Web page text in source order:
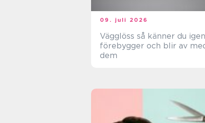
09. juli 2026
Vägglöss så känner du igen,
förebygger och blir av
dem